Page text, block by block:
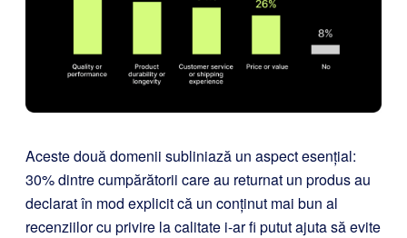
Aceste două domenii subliniază un aspect esențial:
30% dintre cumpărătorii care au returnat un produs au
declarat în mod explicit că un conținut mai bun al
recenziilor cu privire la calitate i-ar fi putut ajuta să evite